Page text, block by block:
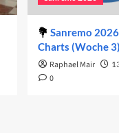
Sanremo
Charts (Woche 3)
Raphael Mair
0